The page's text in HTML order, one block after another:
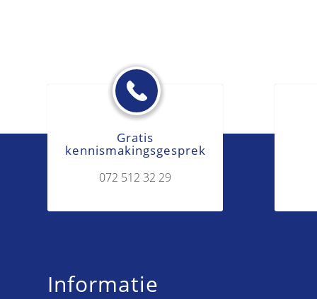
Gratis
kennismakingsgesprek
072 512 32 29
Informatie